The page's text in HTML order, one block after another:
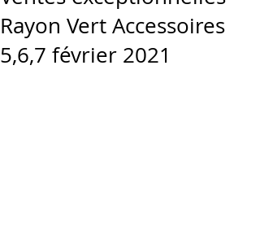
Rayon Vert Accessoires
5,6,7 février 2021